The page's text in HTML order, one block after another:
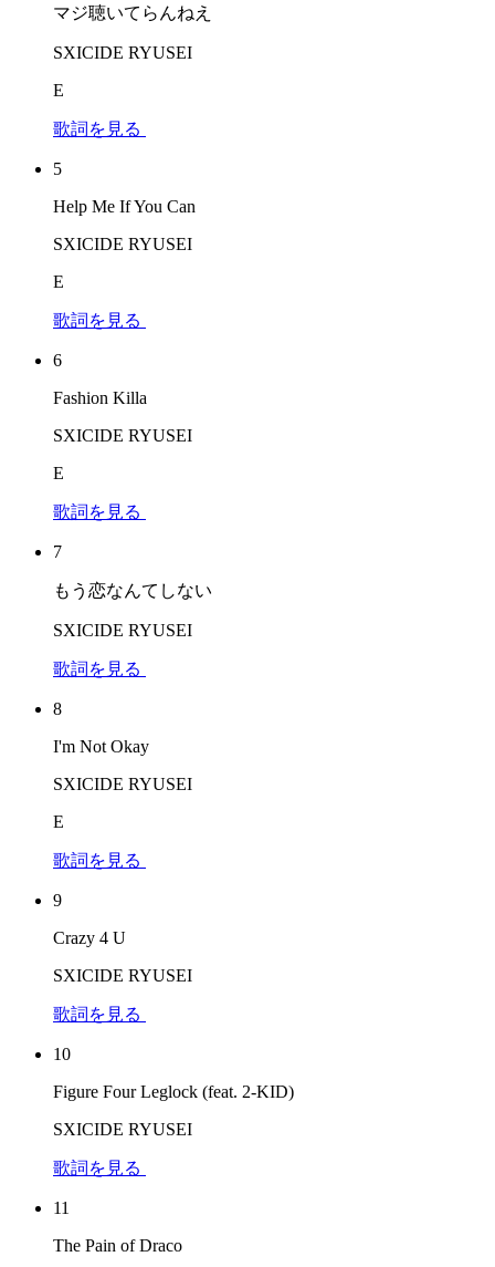
マジ聴いてらんねえ
SXICIDE RYUSEI
E
歌詞を見る
5
Help Me If You Can
SXICIDE RYUSEI
E
歌詞を見る
6
Fashion Killa
SXICIDE RYUSEI
E
歌詞を見る
7
もう恋なんてしない
SXICIDE RYUSEI
歌詞を見る
8
I'm Not Okay
SXICIDE RYUSEI
E
歌詞を見る
9
Crazy 4 U
SXICIDE RYUSEI
歌詞を見る
10
Figure Four Leglock (feat. 2-KID)
SXICIDE RYUSEI
歌詞を見る
11
The Pain of Draco